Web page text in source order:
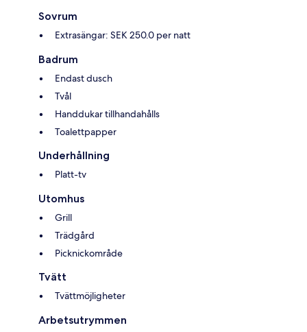
Sovrum
Extrasängar: SEK 250.0 per natt
Badrum
Endast dusch
Tvål
Handdukar tillhandahålls
Toalettpapper
Underhållning
Platt-tv
Utomhus
Grill
Trädgård
Picknickområde
Tvätt
Tvättmöjligheter
Arbetsutrymmen